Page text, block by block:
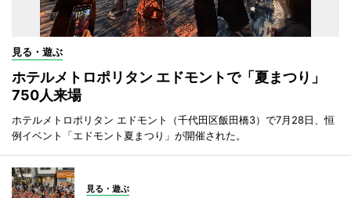
見る・遊ぶ
ホテルメトロポリタン エドモントで「夏まつり」
750人来場
ホテルメトロポリタン エドモント（千代田区飯田橋3）で7月28日、恒
例イベント「エドモント夏まつり」が開催された。
見る・遊ぶ